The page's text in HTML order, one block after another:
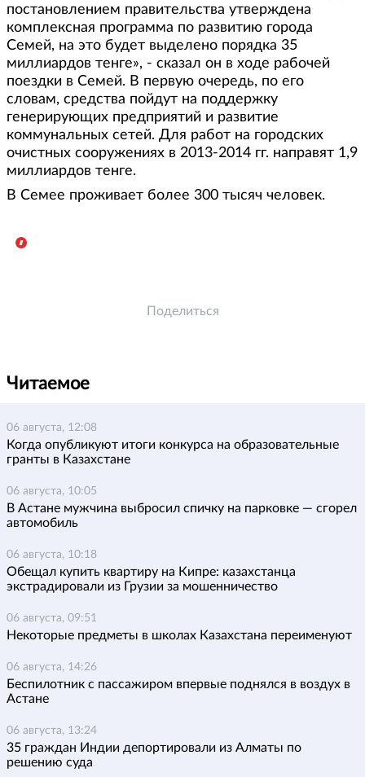
постановлением правительства утверждена
комплексная программа по развитию города
Семей, на это будет выделено порядка 35
миллиардов тенге», - сказал он в ходе рабочей
поездки в Семей. В первую очередь, по его
словам, средства пойдут на поддержку
генерирующих предприятий и развитие
коммунальных сетей. Для работ на городских
очистных сооружениях в 2013-2014 гг. направят 1,9
миллиардов тенге.
В Семее проживает более 300 тысяч человек.
Поделиться
Читаемое
06 августа, 12:08
Когда опубликуют итоги конкурса на образовательные
гранты в Казахстане
06 августа, 10:05
В Астане мужчина выбросил спичку на парковке — сгорел
автомобиль
06 августа, 10:18
Обещал купить квартиру на Кипре: казахстанца
экстрадировали из Грузии за мошенничество
06 августа, 09:51
Некоторые предметы в школах Казахстана переименуют
06 августа, 14:26
Беспилотник с пассажиром впервые поднялся в воздух в
Астане
06 августа, 13:24
35 граждан Индии депортировали из Алматы по
решению суда